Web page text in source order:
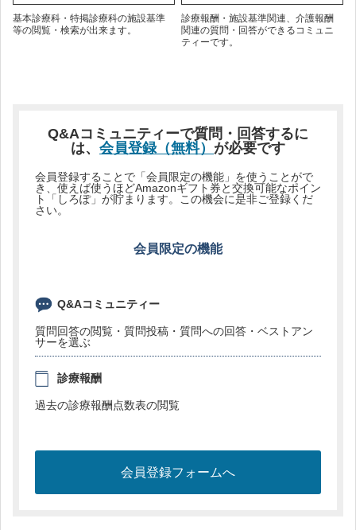
基本診療科・特掲診療科の施設基準
等の閲覧・検索が出来ます。
診療報酬・施設基準関連、介護報酬
関連の質問・回答ができるコミュニ
ティーです。
Q&Aコミュニティーで質問・回答するに
は、 会員登録（無料） が必要です
会員登録することで「会員限定の機能」を使うことがで
き、使えば使うほどAmazonギフト券と交換可能なポイン
ト「しろぽ」が貯まります。この機会に是非ご登録くだ
さい。
会員限定の機能
Q&Aコミュニティー
質問回答の閲覧・質問投稿・質問への回答・ベストアン
サーを選ぶ
診療報酬
過去の診療報酬点数表の閲覧
会員登録フォームへ